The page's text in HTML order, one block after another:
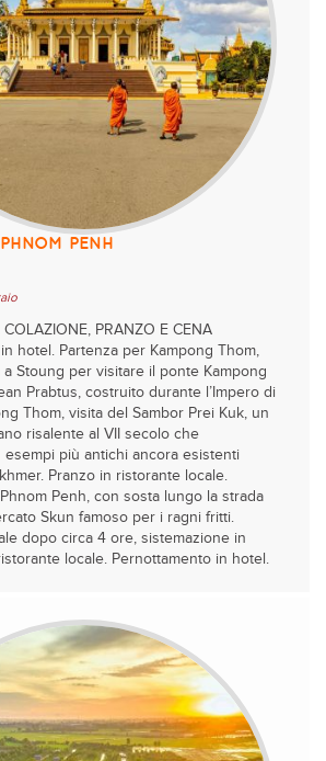
PENH
COLAZIONE, PRANZO E CENA
hotel. Partenza per Kampong Thom,
Stoung per visitare il ponte Kampong
Prabtus, costruito durante l’Impero di
Thom, visita del Sambor Prei Kuk, un
risalente al VII secolo che
più antichi ancora esistenti
Pranzo in ristorante locale.
Phnom Penh, con sosta lungo la strada
Skun famoso per i ragni fritti.
dopo circa 4 ore, sistemazione in
locale. Pernottamento in hotel.